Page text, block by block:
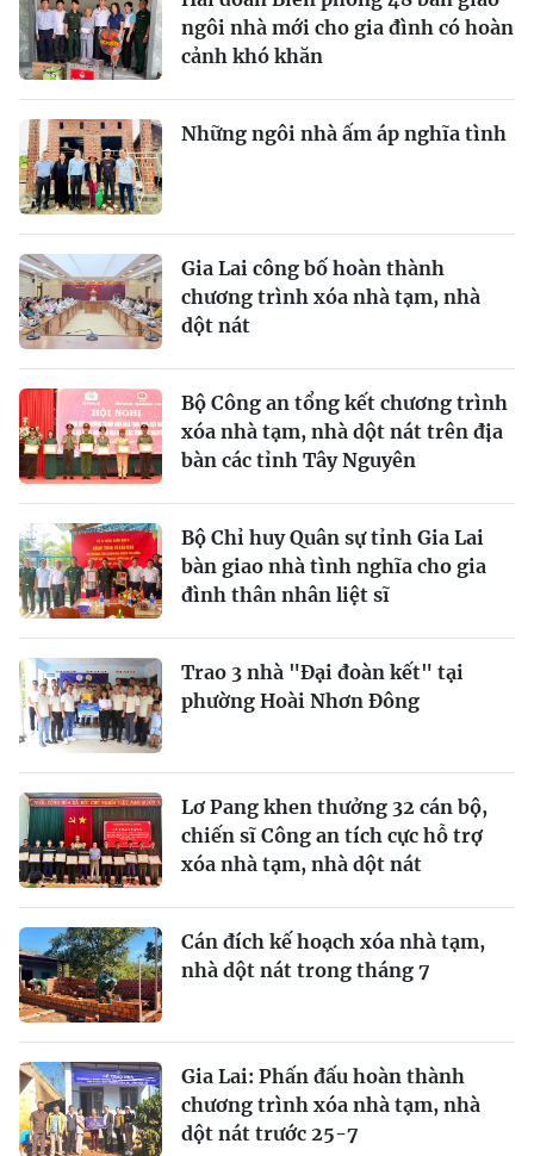
ngôi nhà mới cho gia đình có hoàn
cảnh khó khăn
Những ngôi nhà ấm áp nghĩa tình
Gia Lai công bố hoàn thành
chương trình xóa nhà tạm, nhà
dột nát
Bộ Công an tổng kết chương trình
xóa nhà tạm, nhà dột nát trên địa
bàn các tỉnh Tây Nguyên
Bộ Chỉ huy Quân sự tỉnh Gia Lai
bàn giao nhà tình nghĩa cho gia
đình thân nhân liệt sĩ
Trao 3 nhà "Đại đoàn kết" tại
phường Hoài Nhơn Đông
Lơ Pang khen thưởng 32 cán bộ,
chiến sĩ Công an tích cực hỗ trợ
xóa nhà tạm, nhà dột nát
Cán đích kế hoạch xóa nhà tạm,
nhà dột nát trong tháng 7
Gia Lai: Phấn đấu hoàn thành
chương trình xóa nhà tạm, nhà
dột nát trước 25-7